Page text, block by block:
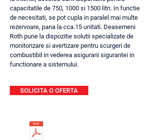
capacitatile de 750, 1000 si 1500 litri. In functie
de necesitati, se pot cupla in paralel mai multe
rezervoare, pana la cca.15 unitati. Deasemeni
Roth pune la dispozitie solutii specializate de
monitorizare si avertizare pentru scurgeri de
combustibil in vederea asigurarii sigurantei in
functionare a sistemului.
SOLICITA O OFERTA